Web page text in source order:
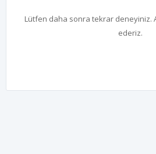
Lütfen daha sonra tekrar deneyiniz.
ederiz.